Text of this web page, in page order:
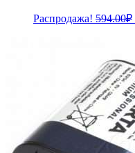
Распродажа! 594.00₽